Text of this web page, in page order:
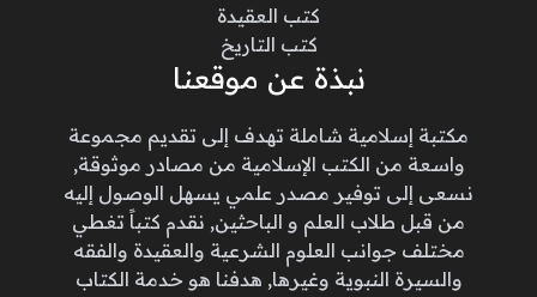
كتب العقيدة
كتب التاريخ
نبذة عن موقعنا
مكتبة إسلامية شاملة تهدف إلى تقديم مجموعة
واسعة من الكتب الإسلامية من مصادر موثوقة,
نسعى إلى توفير مصدر علمي يسهل الوصول إليه
من قبل طلاب العلم و الباحثين, نقدم كتباً تغطي
مختلف جوانب العلوم الشرعية والعقيدة والفقه
والسيرة النبوية وغيرها, هدفنا هو خدمة الكتاب